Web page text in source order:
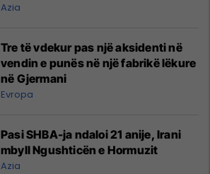
Azia
Tre të vdekur pas një aksidenti në
vendin e punës në një fabrikë lëkure
në Gjermani
Evropa
Pasi SHBA-ja ndaloi 21 anije, Irani
mbyll Ngushticën e Hormuzit
Azia